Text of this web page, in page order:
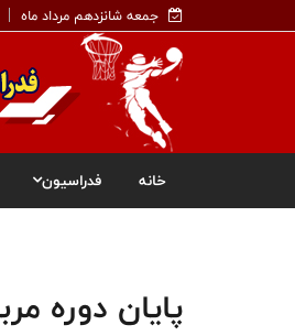
جمعه شانزدهم مرداد ماه
خانه فدراسیون
پایان دوره